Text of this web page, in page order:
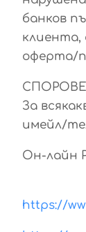
банков
клиента,
оферта/
За
имейл/
Он-лайн
https://